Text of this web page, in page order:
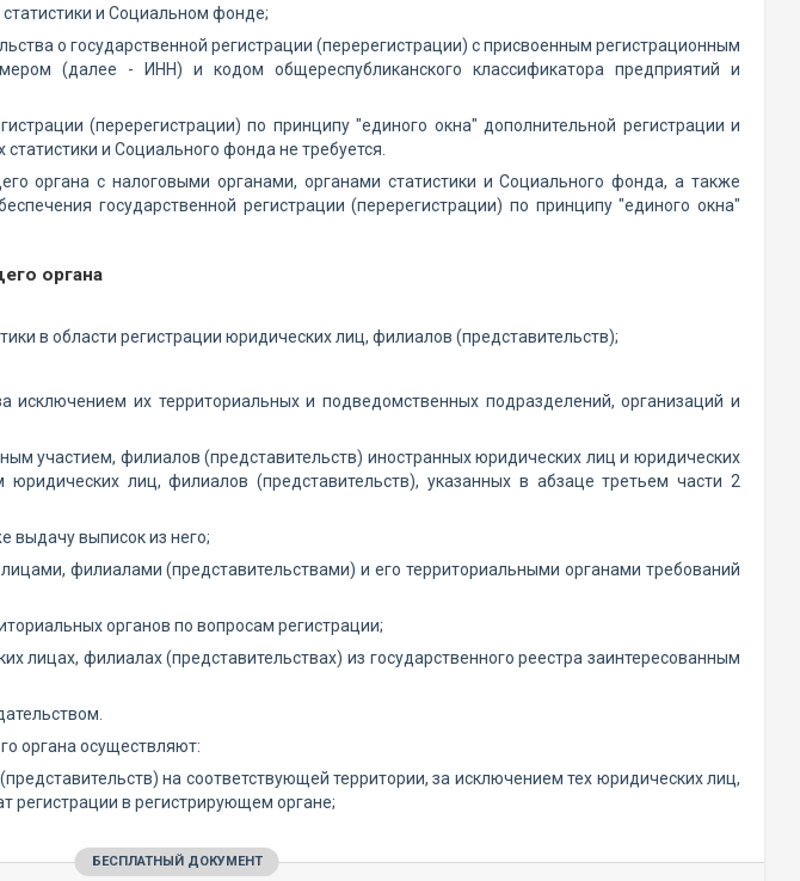
статистики и Социальном фонде;
о государственной регистрации (перерегистрации) с присвоенным регистрационным
(далее - ИНН) и кодом общереспубликанского классификатора предприятий и
(перерегистрации) по принципу "единого окна" дополнительной регистрации и
и Социального фонда не требуется.
органа с налоговыми органами, органами статистики и Социального фонда, а также
государственной регистрации (перерегистрации) по принципу "единого окна"
органа
в области регистрации юридических лиц, филиалов (представительств);
исключением их территориальных и подведомственных подразделений, организаций и
участием, филиалов (представительств) иностранных юридических лиц и юридических
лиц, филиалов (представительств), указанных в абзаце третьем части 2
выдачу выписок из него;
филиалами (представительствами) и его территориальными органами требований
органов по вопросам регистрации;
лицах, филиалах (представительствах) из государственного реестра заинтересованным
органа осуществляют:
на соответствующей территории, за исключением тех юридических лиц,
регистрации в регистрирующем органе;
БЕСПЛАТНЫЙ ДОКУМЕНТ